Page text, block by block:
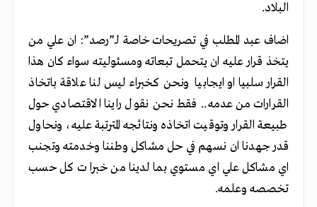
البلاد.
اضاف عبد المطلب في تصريحات خاصة لـ”رصد”: ان علي من
يتخذ قرار عليه ان يتحمل تبعاته ومسئوليته سواء كان هذا
القرار سلبيا او ايجابيا ونحن كخبراء ليس لنا علاقة باتخاذ
القرارات من عدمه.. فقط نحن نقول راينا الاقتصادي حول
طبيعة القرار وتوقيت اتخاذه ونتائجه المترتبة عليه، ونحاول
قدر جهدنا ان نسهم في حل مشاكل وطننا وخدمته وتجنب
اي مشاكل علي اي مستوي بما لدينا من خبرا ت كل حسب
تخصصه وعلمه.